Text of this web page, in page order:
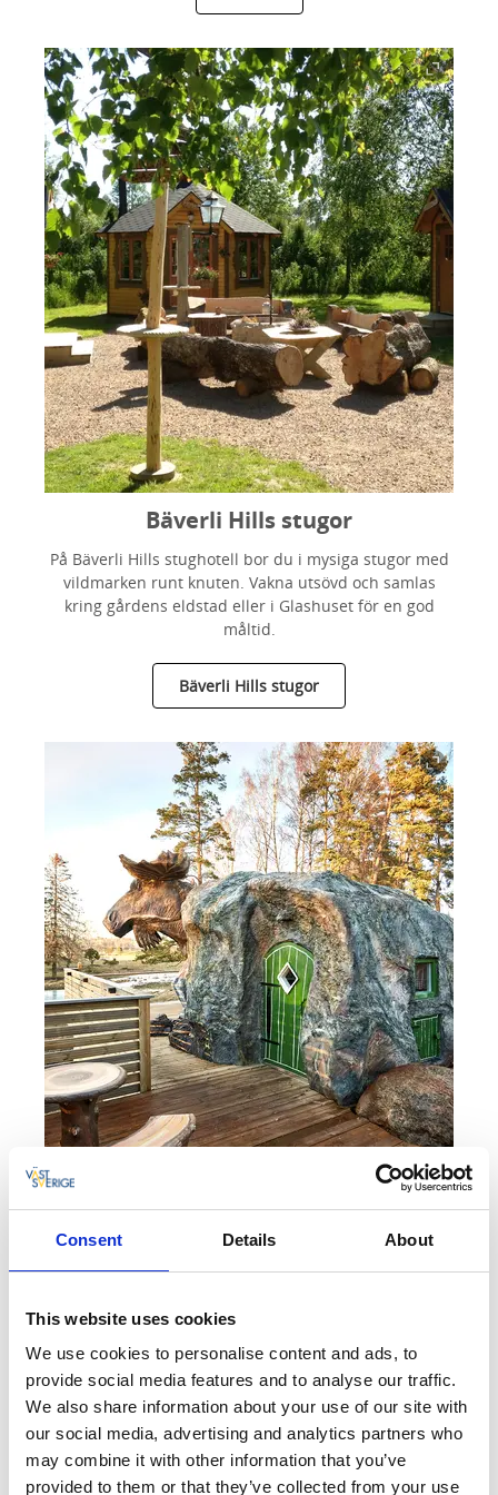
Consent Details About
This website uses cookies
We use cookies to personalise content and ads, to
provide social media features and to analyse our traffic.
We also share information about your use of our site with
our social media, advertising and analytics partners who
may combine it with other information that you’ve
provided to them or that they’ve collected from your use
Bäverli Hills stugor
På Bäverli Hills stughotell bor du i mysiga stugor med
vildmarken runt knuten. Vakna utsövd och samlas
kring gårdens eldstad eller i Glashuset för en god
måltid.
Bäverli Hills stugor
Wrågården
Kan det bli mer unikt än det här? Att bo i en älg eller
bison mitt i en älg och dovhjortspark. Det här en
Wrågården